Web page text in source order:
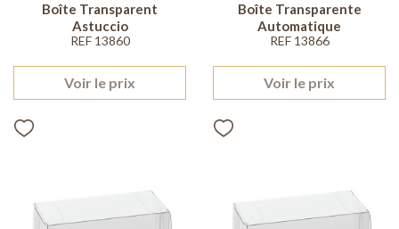
Boîte Transparent
Astuccio
REF 13860
Voir le prix
Boîte Transparente
Automatique
REF 13866
Voir le prix